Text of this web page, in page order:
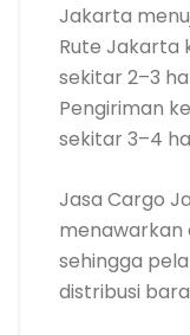
Jakarta
Rute Jakarta
sekitar 2–3
Pengiriman
sekitar 3–4
Jasa Cargo
menawarkan
sehingga
distribusi